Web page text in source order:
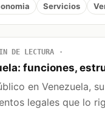
Servicios
DE LECTURA
funciones,
en Venezuela,
legales que lo